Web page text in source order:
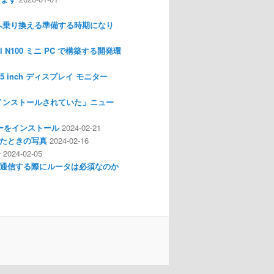
り換える準備する時期になり
ミニ PC で構築する開発環
inch ディスプレイ モニター
ストールされていた」ニュー
インストール 2024-02-21
ときの写真 2024-02-16
2024-02-05
信する際にルータは必須なのか